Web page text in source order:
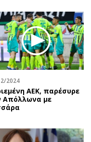
2024
ΑΕΚ, παρέσυρε
Απόλλωνα με